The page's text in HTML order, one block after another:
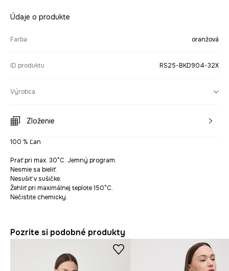
Údaje o produkte
Farba oranžová
ID produktu RS25-BKD904-32X
Výrobca
Zloženie
100 % Ľan
Prať pri max. 30°C. Jemný program.
Nesmie sa bieliť.
Nesušiť v sušičke.
Žehliť pri maximálnej teplote 150°C.
Nečistite chemicky.
Pozrite si podobné produkty